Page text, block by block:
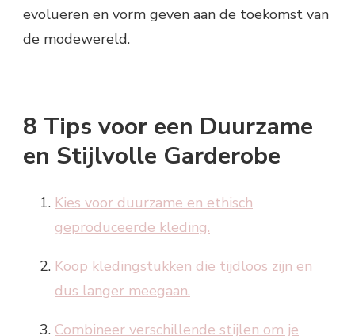
evolueren en vorm geven aan de toekomst van
de modewereld.
8 Tips voor een Duurzame
en Stijlvolle Garderobe
Kies voor duurzame en ethisch
geproduceerde kleding.
Koop kledingstukken die tijdloos zijn en
dus langer meegaan.
Combineer verschillende stijlen om je